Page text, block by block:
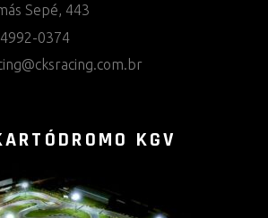
Sepé, 443
0374
KGV